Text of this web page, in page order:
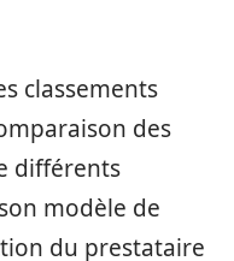
classements
des
différents
modèle de
du prestataire